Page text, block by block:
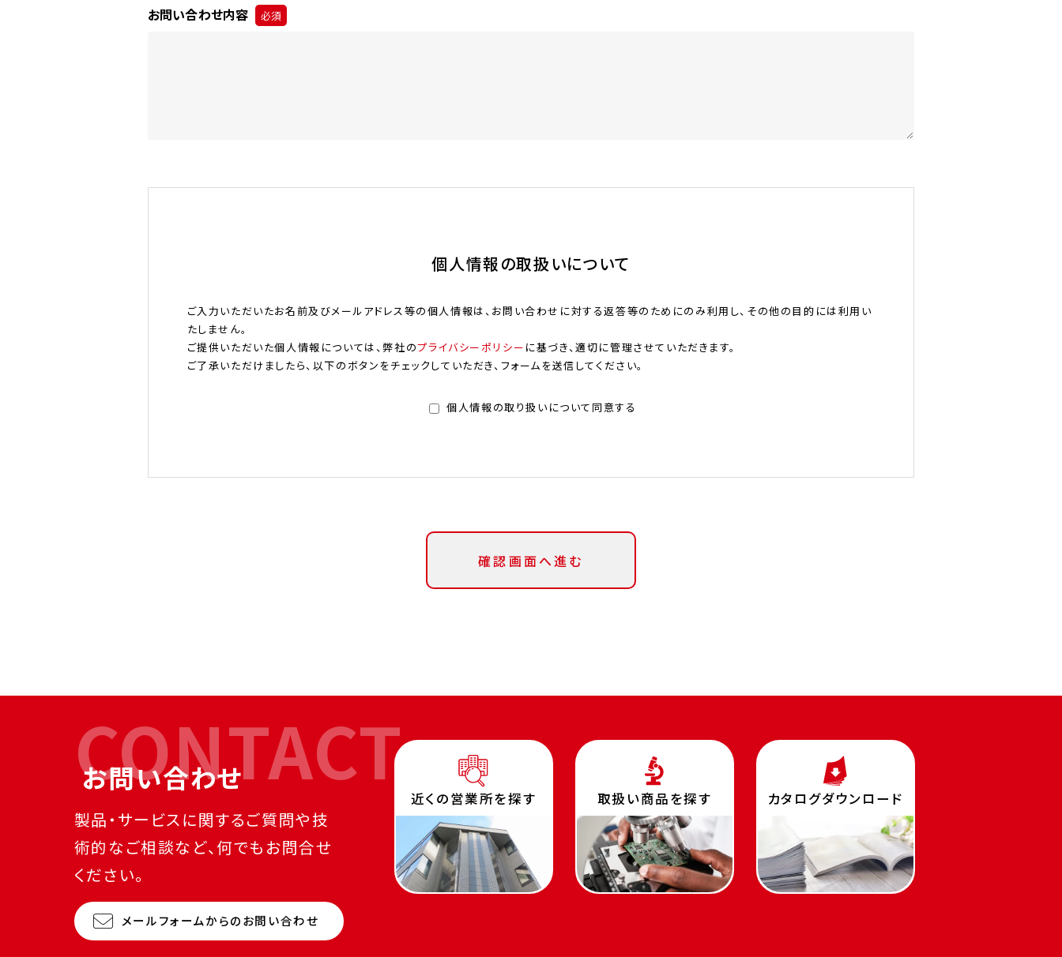
お問い合わせ内容 必須
個人情報の取扱いについて
ご入力いただいたお名前及びメールアドレス等の個人情報は、お問い合わせに対する返答等のためにのみ利用し、その他の目的には利用い
たしません。
ご提供いただいた個人情報については、弊社のプライバシーポリシー に基づき、適切に管理させていただきます。
ご了承いただけましたら、以下のボタンをチェックしていただき、フォームを送信してください。
個人情報の取り扱いについて同意する
CONTACT
お問い合わせ
製品・サービスに関するご質問や技
術的なご相談など、何でもお問合せ
ください。
メールフォームからのお問い合わせ
近くの営業所を探す 取扱い商品を探す カタログダウンロード